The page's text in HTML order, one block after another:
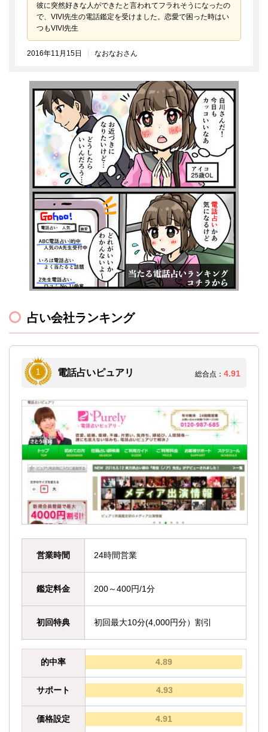
彼に突然好きな人ができたと言われてフラれそうになったの
で、VIVI先生の電話鑑定を受けました。恋愛で困った時はい
つもVIVI先生
2016年11月15日 なおなおさん
占い会社ランキング
電話占いピュアリ 総合点： 4.91
営業時間 24時間営業
鑑定料金 200～400円/1分
初回特典 初回最大10分(4,000円分）割引
的中率 4.89
サポート 4.93
価格設定 4.91